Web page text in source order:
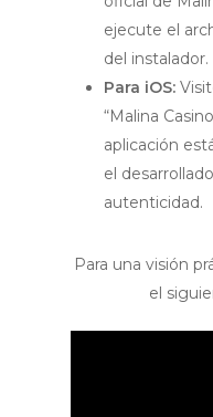
ejecute el
del instalador.
Para iOS:
“Malina
aplicación
el
autenticidad.
Para una visión
el